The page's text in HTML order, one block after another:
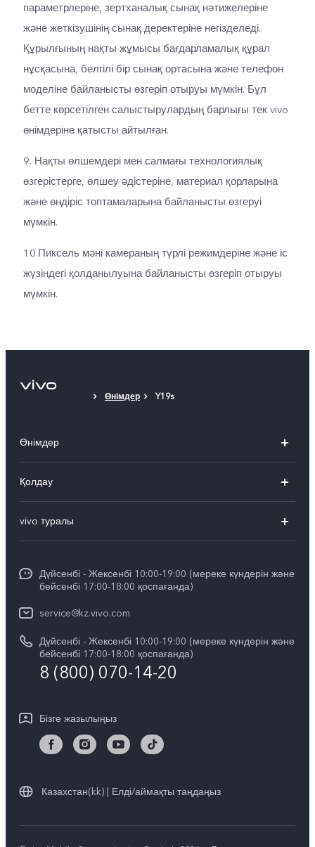
параметрлеріне, зертханалық сынақ нәтижелеріне
және жеткізушінің сынақ деректеріне негізделеді.
Құрылғының нақты жұмысы бағдарламалық құрал
нұсқасына, белгілі бір сынақ ортасына және телефон
моделіне байланысты өзгеріп отыруы мүмкін. Бұл
бетте көрсетілген салыстырулардың барлығы тек vivo
өнімдеріне қатысты айтылған.
9. Нақты өлшемдері мен салмағы технологиялық
өзгерістерге, өлшеу әдістеріне, материал қорларына
және өндіріс топтамаларына байланысты өзгеруі
мүмкін.
10.Пиксель мәні камераның түрлі режимдеріне және іс
жүзіндегі қолданылуына байланысты өзгеріп отыруы
мүмкін.
Өнімдер Y19s
Өнімдер
X300
X200
V60 Lite 5G
Барлық үлгілер
Қолдау
Сервистік орталықтар
Funtouch OS
Жүйені жаңарту
vivo кепілдік туралы нұсқаулық
vivo туралы
Баспасөз орталығы
vivo компаниясында жұмыс жасау
Құқықтық хабарламалар
Біз туралы
Тұрақтылық
Дүйсенбі - Жексенбі 10:00-19:00 (мереке күндерін және
бейсенбі 17:00-18:00 қоспағанда)
service@kz.vivo.com
Дүйсенбі - Жексенбі 10:00-19:00 (мереке күндерін және
бейсенбі 17:00-18:00 қоспағанда)
8 (800) 070-14-20
Бізге жазылыңыз
Казахстан(kk) | Елді/аймақты таңдаңыз